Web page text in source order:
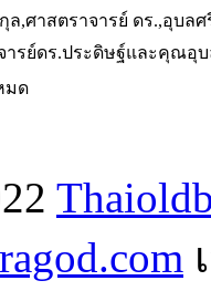
ล,ศาสตราจารย์ ดร.,อุบลศ
ารย์ดร.ประดิษฐ์และคุณอุบ
มด